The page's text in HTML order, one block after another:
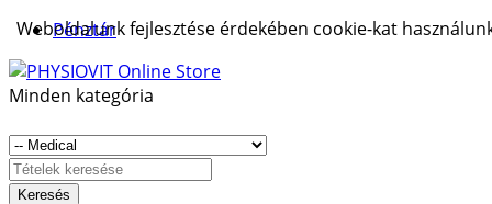
Pénztár
Minden kategória
Keresés
Weboldalunk fejlesztése érdekében cookie-kat